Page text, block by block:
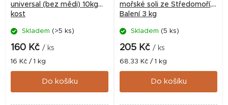
universal (bez mědi) 10kg
kost
Skladem (>5 ks)
160 Kč / ks
Měrná
cena:
16 Kč / 1 kg
Do košíku
mořské soli ze Středomoří,
Balení 3 kg
Skladem (5 ks)
205 Kč / ks
Měrná
cena:
68,33 Kč / 1 kg
Do košíku